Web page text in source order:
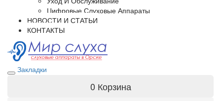
Цифровые Слуховые Аппараты
НОВОСТИ И СТАТЬИ
КОНТАКТЫ
Закладки
0 Корзина